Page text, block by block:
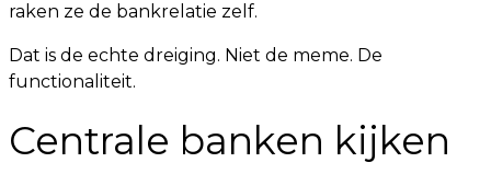
raken ze de bankrelatie zelf.
Dat is de echte dreiging. Niet de meme. De
functionaliteit.
Centrale banken kijken